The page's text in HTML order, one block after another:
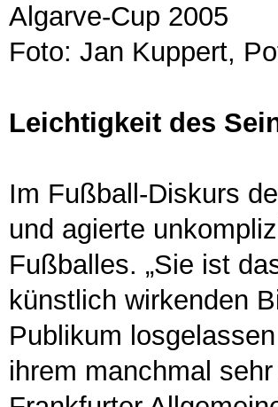
Algarve-Cup 2005
Foto: Jan Kuppert,
Leichtigkeit des
Im Fußball-Diskurs
und agierte
Fußballes. „Sie ist
künstlich wirkenden
Publikum
ihrem manchmal